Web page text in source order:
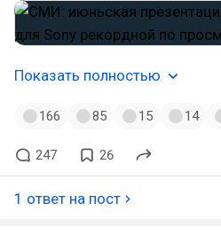
Показать полностью
166 85 15 14
247 26
1 ответ на пост